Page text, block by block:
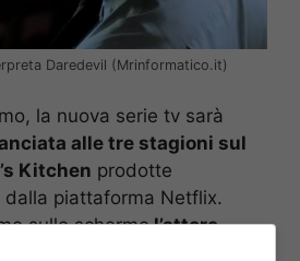
Daredevil (Mrinformatico.it)
la nuova serie tv sarà
alle tre stagioni sul
Kitchen prodotte
piattaforma Netflix.
sullo schermol’attore